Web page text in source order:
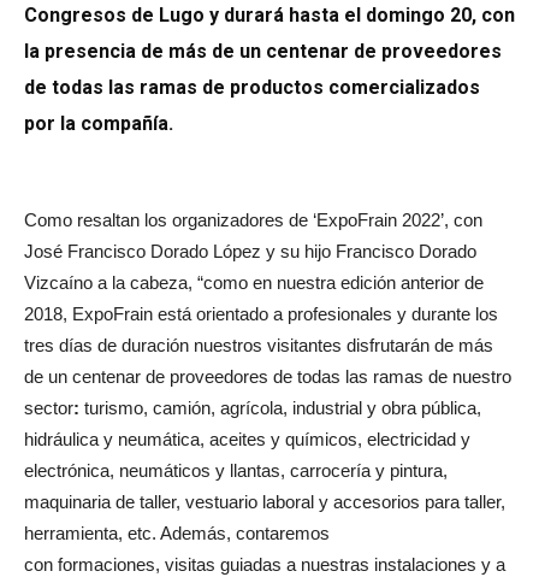
Congresos de Lugo y durará hasta el domingo 20, con
la presencia de más de un centenar de proveedores
de todas las ramas de productos comercializados
por la compañía.
Como resaltan los organizadores de ‘ExpoFrain 2022’, con
José Francisco Dorado López y su hijo Francisco Dorado
Vizcaíno a la cabeza, “como en nuestra edición anterior de
2018, ExpoFrain está orientado a profesionales y durante los
tres días de duración nuestros visitantes disfrutarán de más
de un centenar de proveedores de todas las ramas de nuestro
sector: turismo, camión, agrícola, industrial y obra pública,
hidráulica y neumática, aceites y químicos, electricidad y
electrónica, neumáticos y llantas, carrocería y pintura,
maquinaria de taller, vestuario laboral y accesorios para taller,
herramienta, etc. Además, contaremos
con formaciones, visitas guiadas a nuestras instalaciones y a